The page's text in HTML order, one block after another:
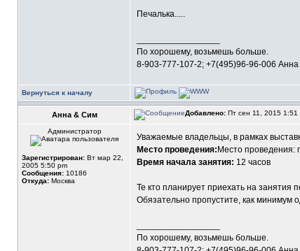
Печалька.....
По хорошему, возьмешь больше.
8-903-777-107-2; +7(495)96-96-006 Анна
Вернуться к началу
Анна & Сим Добавлено: Пт сен 11, 2015 1:51
Администратор
Зарегистрирован: Вт мар 22,
2005 5:50 pm
Сообщения: 10186
Откуда: Москва
Уважаемые владельцы, в рамках
Место проведения: Место проведения:
Время начала занятия: 12 часов
Те кто планирует приехать на занятия
Обязательно пропустите, как минимум
По хорошему, возьмешь больше.